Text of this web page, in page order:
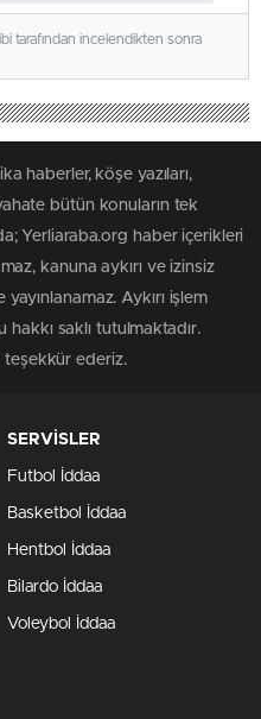
tarafından incelendikten sonra
haberler, köşe yazıları,
bütün konuların tek
Yerliaraba.org haber içerikleri
kanuna aykırı ve izinsiz
Aykırı işlem
saklı tutulmaktadır.
teşekkür ederiz.
SERVİSLER
Futbol İddaa
Basketbol İddaa
Hentbol İddaa
Bilardo İddaa
Voleybol İddaa